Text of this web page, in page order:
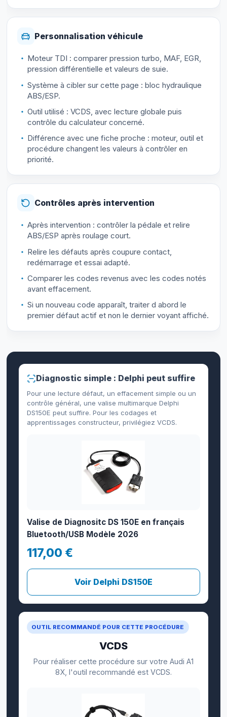
Personnalisation véhicule
Moteur TDI : comparer pression turbo, MAF, EGR,
pression différentielle et valeurs de suie.
Système à cibler sur cette page : bloc hydraulique
ABS/ESP.
Outil utilisé : VCDS, avec lecture globale puis
contrôle du calculateur concerné.
Différence avec une fiche proche : moteur, outil et
procédure changent les valeurs à contrôler en
priorité.
Contrôles après intervention
Après intervention : contrôler la pédale et relire
ABS/ESP après roulage court.
Relire les défauts après coupure contact,
redémarrage et essai adapté.
Comparer les codes revenus avec les codes notés
avant effacement.
Si un nouveau code apparaît, traiter d abord le
premier défaut actif et non le dernier voyant affiché.
OUTIL RECOMMANDÉ POUR CETTE PROCÉDURE
VCDS
Pour réaliser cette procédure sur votre Audi A1
8X, l'outil recommandé est VCDS.
Diagnostic simple : Delphi peut suffire
Pour une lecture défaut, un effacement simple ou un
contrôle général, une valise multimarque Delphi
DS150E peut suffire. Pour les codages et
apprentissages constructeur, privilégiez VCDS.
Valise de Diagnositc DS 150E en français
Bluetooth/USB Modèle 2026
117,00 €
Voir Delphi DS150E